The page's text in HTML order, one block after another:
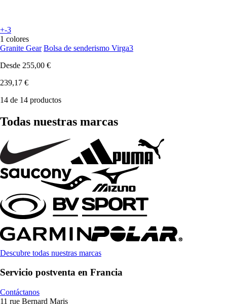
+-3
1 colores
Granite Gear Bolsa de senderismo Virga3
Desde 255,00 €
239,17 €
14 de 14 productos
Todas nuestras marcas
Descubre todas nuestras marcas
Servicio postventa en Francia
Contáctanos
11 rue Bernard Maris